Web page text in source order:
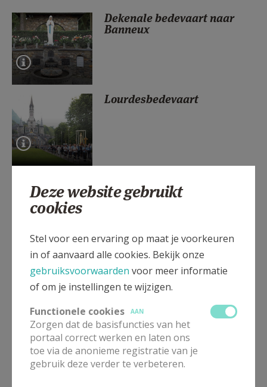
AANMELDEN OF REGISTREREN
Dekenale bedevaart naar
Banneux
Lourdesbedevaart
gezin
De vrienden van Jezus
Paus Leo XIV schrijft eerste
encycliek
Deze website gebruikt
cookies
Stel voor een ervaring op maat je voorkeuren
in of aanvaard alle cookies. Bekijk onze
gebruiksvoorwaarden voor meer informatie
of om je instellingen te wijzigen.
Functionele cookies
AAN
Zorgen dat de basisfuncties van het
portaal correct werken en laten ons
toe via de anonieme registratie van je
gebruik deze verder te verbeteren.